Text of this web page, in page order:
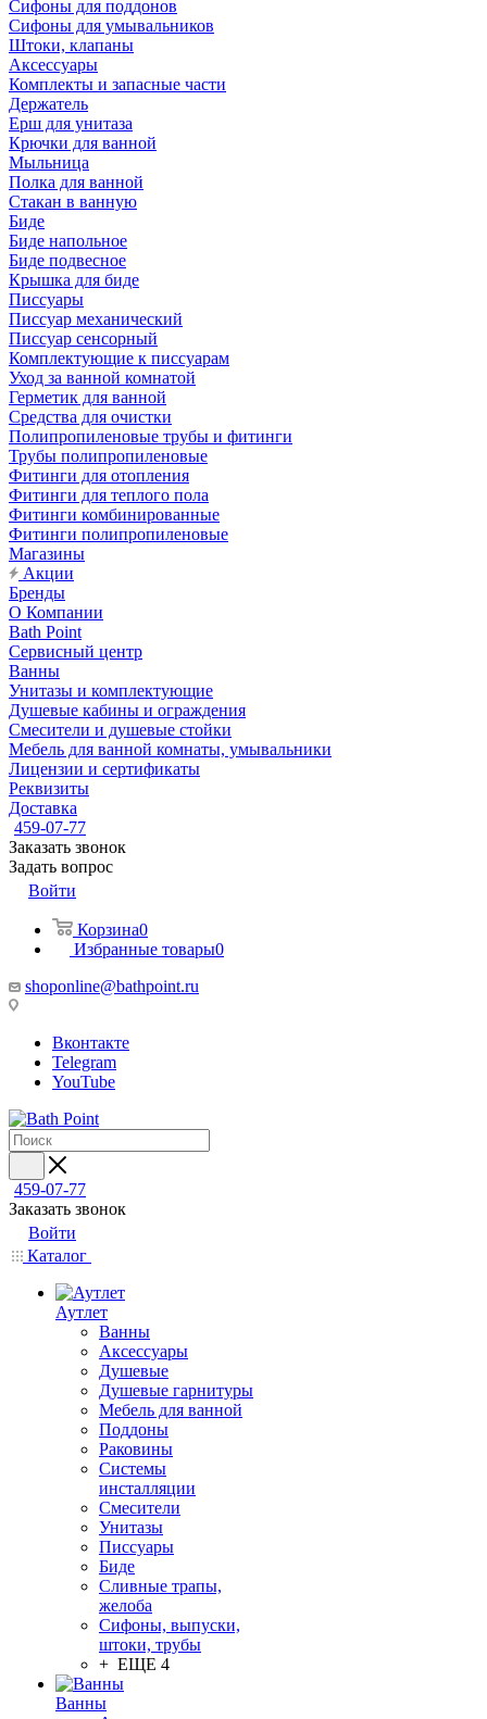
Сифоны для поддонов
Сифоны для умывальников
Штоки, клапаны
Аксессуары
Комплекты и запасные части
Держатель
Ерш для унитаза
Крючки для ванной
Мыльница
Полка для ванной
Стакан в ванную
Биде
Биде напольное
Биде подвесное
Крышка для биде
Писсуары
Писсуар механический
Писсуар сенсорный
Комплектующие к писсуарам
Уход за ванной комнатой
Герметик для ванной
Средства для очистки
Полипропиленовые трубы и фитинги
Трубы полипропиленовые
Фитинги для отопления
Фитинги для теплого пола
Фитинги комбинированные
Фитинги полипропиленовые
Магазины
Акции
Бренды
О Компании
Bath Point
Сервисный центр
Ванны
Унитазы и комплектующие
Душевые кабины и ограждения
Смесители и душевые стойки
Мебель для ванной комнаты, умывальники
Лицензии и сертификаты
Реквизиты
Доставка
459-07-77
Заказать звонок
Задать вопрос
Войти
Корзина0
Избранные товары0
shoponline@bathpoint.ru
Вконтакте
Telegram
YouTube
459-07-77
Заказать звонок
Войти
Каталог
Аутлет
Ванны
Аксессуары
Душевые
Душевые гарнитуры
Мебель для ванной
Поддоны
Раковины
Системы
инсталляции
Смесители
Унитазы
Писсуары
Биде
Сливные трапы,
желоба
Сифоны, выпуски,
штоки, трубы
+ ЕЩЕ 4
Ванны